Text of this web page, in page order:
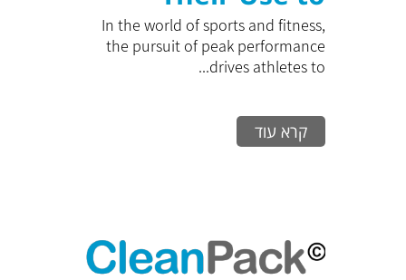
Maximize
Training
Comprehensive
Increasing
In the world of sports and fitness,
the pursuit of peak performance
drives athletes to...
קרא עוד